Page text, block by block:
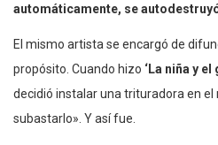
automáticamente, se
El mismo artista se encargó de
propósito. Cuando hizo ‘La niña y el
decidió instalar una trituradora en el
subastarlo». Y así fue.